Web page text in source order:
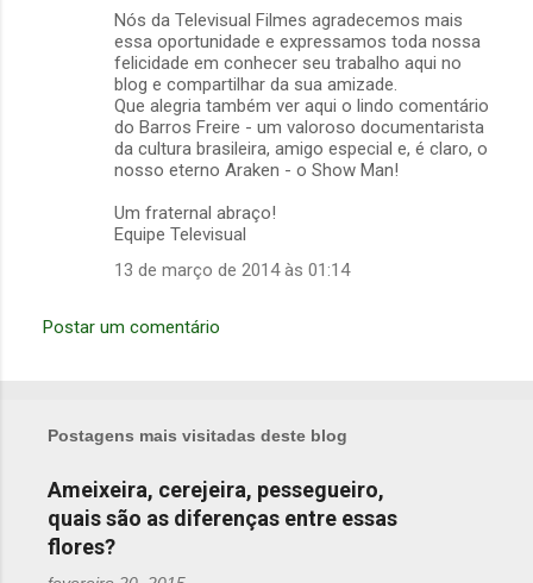
Nós da Televisual Filmes agradecemos mais
essa oportunidade e expressamos toda nossa
felicidade em conhecer seu trabalho aqui no
blog e compartilhar da sua amizade.
Que alegria também ver aqui o lindo comentário
do Barros Freire - um valoroso documentarista
da cultura brasileira, amigo especial e, é claro, o
nosso eterno Araken - o Show Man!
Um fraternal abraço!
Equipe Televisual
13 de março de 2014 às 01:14
Postar um comentário
Postagens mais visitadas deste blog
Ameixeira, cerejeira, pessegueiro,
quais são as diferenças entre essas
flores?